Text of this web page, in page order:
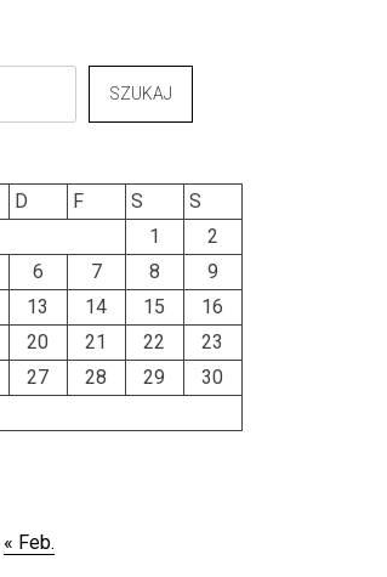
SZUKAJ
D F S
S
1
2
6 7 8
9
13 14 15
16
20 21 22
23
27 28 29
30
« Feb.